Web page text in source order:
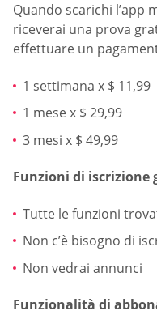
Quando scarichi l’app
riceverai una prova
effettuare un
1 settimana x $ 11,99
1 mese x $ 29,99
3 mesi x $ 49,99
Funzioni di iscrizione
Tutte le funzioni
Non c’è bisogno di
Non vedrai annunci
Funzionalità di